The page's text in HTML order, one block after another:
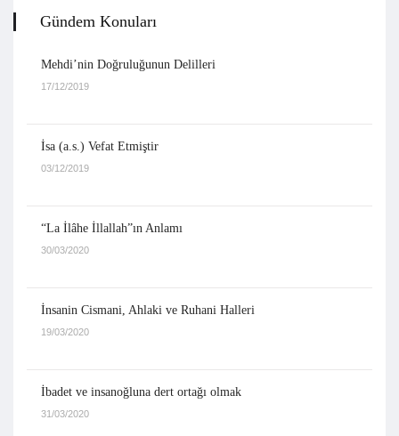
Gündem Konuları
Mehdi’nin Doğruluğunun Delilleri
17/12/2019
İsa (a.s.) Vefat Etmiştir
03/12/2019
“La İlâhe İllallah”ın Anlamı
30/03/2020
İnsanin Cismani, Ahlaki ve Ruhani Halleri
19/03/2020
İbadet ve insanoğluna dert ortağı olmak
31/03/2020